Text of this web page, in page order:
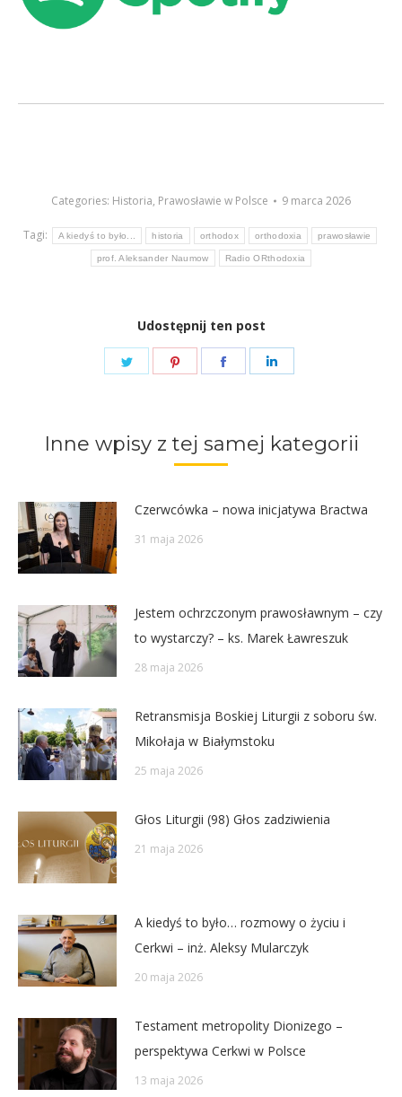
Categories: Historia, Prawosławie w Polsce 9 marca 2026
Tagi: A kiedyś to było... historia orthodox orthodoxia prawosławie
prof. Aleksander Naumow Radio ORthodoxia
Udostępnij ten post
Share
Share
Share
Inne wpisy z tej samej kategorii
Czerwcówka – nowa inicjatywa Bractwa
31 maja 2026
Jestem ochrzczonym prawosławnym – czy
to wystarczy? – ks. Marek Ławreszuk
28 maja 2026
Retransmisja Boskiej Liturgii z soboru św.
Mikołaja w Białymstoku
25 maja 2026
Głos Liturgii (98) Głos zadziwienia
21 maja 2026
A kiedyś to było… rozmowy o życiu i
Cerkwi – inż. Aleksy Mularczyk
20 maja 2026
Testament metropolity Dionizego –
perspektywa Cerkwi w Polsce
13 maja 2026